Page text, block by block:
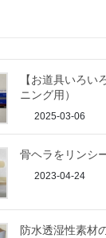
【お道具いろ
ニング用）
2025-03-06
骨ヘラをリンシ
2023-04-24
防水透湿性素材